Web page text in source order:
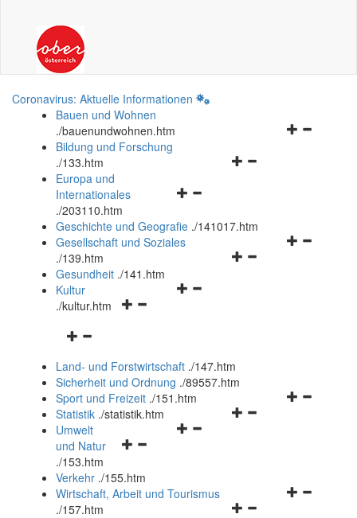
Coronavirus: Aktuelle Informationen
Bauen und Wohnen
./bauenundwohnen.htm
Navigationsmenü
Bildung und Forschung
./133.htm
Navigationsmenü
und
schließen
Europa und
Internationales
./203110.htm
Geschichte und Geografie ./141017.htm
Navigationsmenü
Gesellschaft und Soziales
./139.htm
Navigationsmenü
Gesundheit ./141.htm
Navigationsmenü
Kultur
./kultur.htm
Navigationsmenü
und
schließen
Land- und Forstwirtschaft ./147.htm
Sicherheit und Ordnung ./89557.htm
Navigationsmenü
Sport und Freizeit ./151.htm
Navigationsmenü
Statistik ./statistik.htm
Navigationsmenü
und
schließen
Umwelt
und Natur
./153.htm
Verkehr ./155.htm
Navigationsmenü
Wirtschaft, Arbeit und Tourismus
./157.htm